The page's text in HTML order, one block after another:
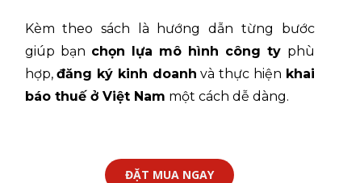
Kèm theo sách là hướng dẫn từng bước
giúp bạn chọn lựa mô hình công ty phù
hợp,đăng ký kinh doanh và thực hiện khai
báo thuế ở Việt Nam một cách dễ dàng.
ĐẶT MUA NGAY